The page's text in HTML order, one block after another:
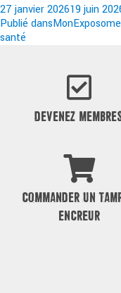
Publié
le
27 janvier 202619 juin
Navigation
de
Publié dans
santé
DEVENEZ
COMMANDER UN
ENCREUR